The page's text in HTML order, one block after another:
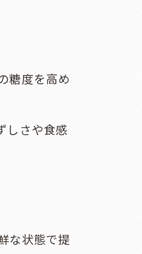
糖度を高め
しさや食感
な状態で提